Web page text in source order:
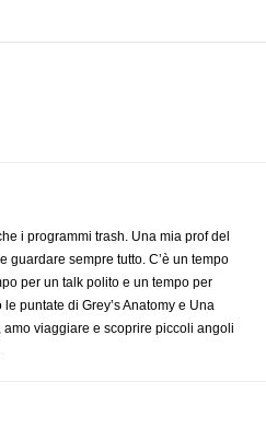
i programmi trash. Una mia prof del
guardare sempre tutto. C’è un tempo
per un talk polito e un tempo per
puntate di Grey’s Anatomy e Una
viaggiare e scoprire piccoli angoli